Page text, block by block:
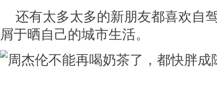
还有太多太多的新朋友都喜欢自
屑于晒自己的城市生活。